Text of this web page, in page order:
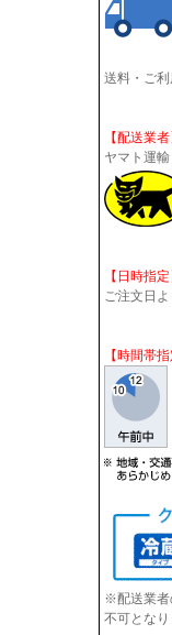
送料・ご
【配送業者
ヤマト運
【日時指定
ご注文日
【時間帯指
※配送業者
不可となり